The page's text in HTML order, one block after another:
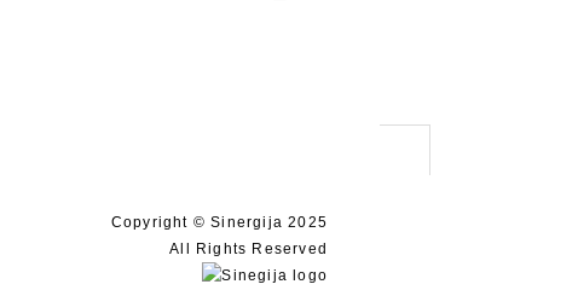
Copyright © Sinergija 2025
All Rights Reserved